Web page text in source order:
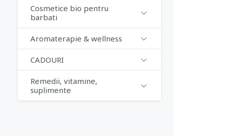
Cosmetice bio pentru
barbati
Aromaterapie & wellness
CADOURI
Remedii, vitamine,
suplimente